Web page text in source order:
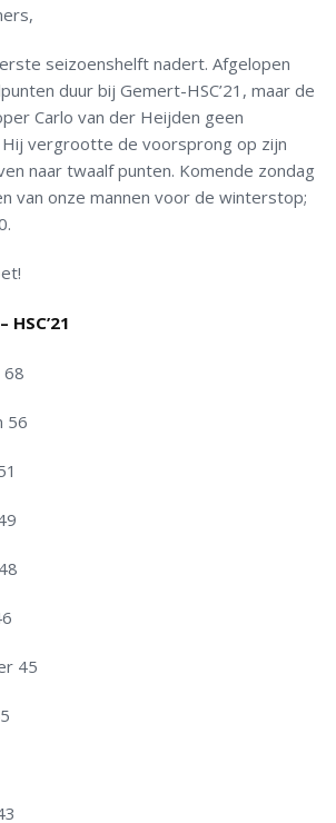
seizoenshelft nadert. Afgelopen
duur bij Gemert-HSC’21, maar de
Carlo van der Heijden geen
vergrootte de voorsprong op zijn
naar twaalf punten. Komende zondag
van onze mannen voor de winterstop;
68
56
45